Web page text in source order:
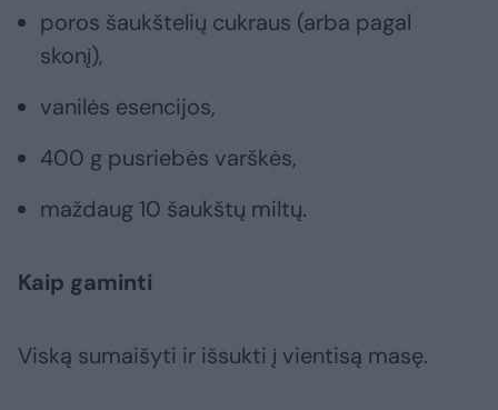
poros šaukštelių cukraus (arba pagal
skonį),
vanilės esencijos,
400 g pusriebės varškės,
maždaug 10 šaukštų miltų.
Kaip gaminti
Viską sumaišyti ir išsukti į vientisą masę.